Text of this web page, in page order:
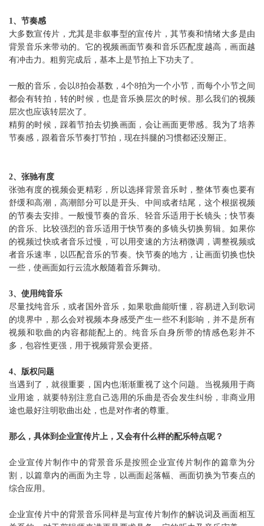
1、节奏感
大多数宣传片，尤其是非叙事型的宣传片，其节奏和情绪大多是由
背景音乐来带动的。它的视频画面节奏和音乐匹配度越高，画面越
有冲击力。粗剪完成后，基本上是节拍上下功夫了。
一般的音乐，会以8拍会基数，4个8拍为一个小节，而每个小节之间
都会有转拍，转的时候，也是音乐换层次的时候。那么我们的视频
层次也应该转层次了。
精剪的时候，踩着节拍去切换画面，会让画面更带感。我为了培养
节奏感，跟着音乐节奏打节拍，现在抖腿的习惯都还没掰正。
2、张驰有度
张弛有度的视频会更精彩，所以选择背景音乐时，整体节奏也要有
舒缓和高潮，高潮部分可以是开头、中间或者结尾，这个根据视频
的节奏去安排。一般慢节奏的音乐、轻音乐适用于长镜头；快节奏
的音乐、比较强烈的音乐适用于快节奏的多镜头切换剪辑。如果你
的视频过快或者音乐过慢，可以用变速的方法稍微调，调整视频或
者音乐速率，以匹配音乐的节奏。快节奏的地方，让画面切换也快
一些，使画面如行云流水般随着音乐舞动。
3、使用纯音乐
尽量找纯音乐，或者国外音乐，如果歌曲能听懂，容易进入到歌词
的境界中，那么会对视频本身感受产生一些不利影响，并不是所有
视频和歌曲的内容都能配上的。纯音乐自身所带的情感色彩并不
多，包容性更强，用于视频背景会更搭。
4、版权问题
当遇到了，就很重要，国内也渐渐重视了这个问题。当视频用于商
业用途，就要特别注意自己选用的乐曲是否会发生纠纷，非商业用
途也最好注明歌曲出处，也是对作者的尊重。
那么，具体到企业宣传片上，又会有什么样的配乐特点呢？
企业宣传片制作中的背景音乐是按照企业宣传片制作的篇章为分
割，以篇章内的画面为主导，以画面起落幅、画面切换为节奏点的
综合应用。
企业宣传片中的背景音乐同样是与宣传片制作的解说词及画面相互